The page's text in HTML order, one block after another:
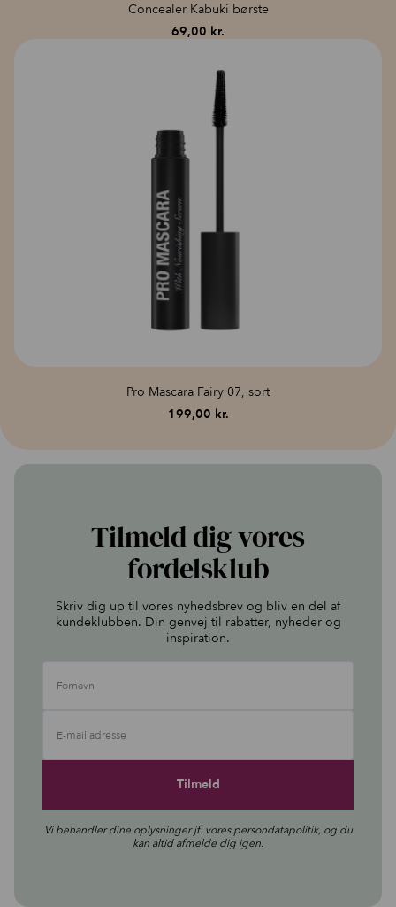
Concealer Kabuki børste
69,00 kr.
Pro Mascara Fairy 07, sort
199,00 kr.
Tilmeld dig vores
fordelsklub
Skriv dig up til vores nyhedsbrev og bliv en del af
kundeklubben. Din genvej til rabatter, nyheder og
inspiration.
Fornavn
E-mail adresse
Vi behandler dine oplysninger jf. vorespersondatapolitik, og du
kan altid afmelde dig igen.